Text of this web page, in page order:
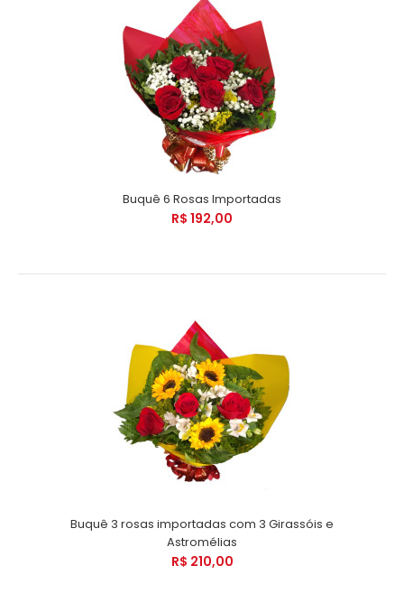
Buquê 6 Rosas Importadas
R$ 192,00
Buquê 3 rosas importadas com 3 Girassóis e
Astromélias
R$ 210,00